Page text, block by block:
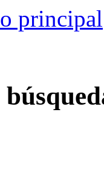
principal